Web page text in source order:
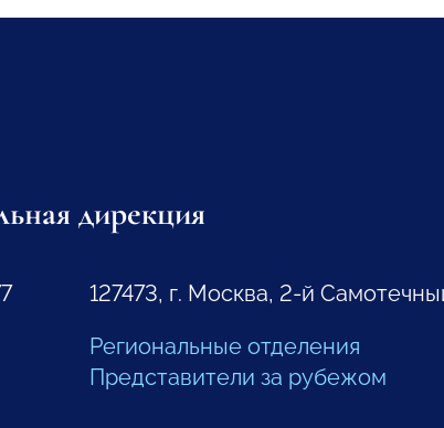
дирекция
127473, г. Москва, 2-й
Региональные отделения
Представители за рубежом